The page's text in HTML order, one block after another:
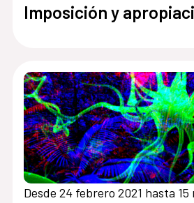
Imposición y
Desde 24 febrero 2021 hasta 15